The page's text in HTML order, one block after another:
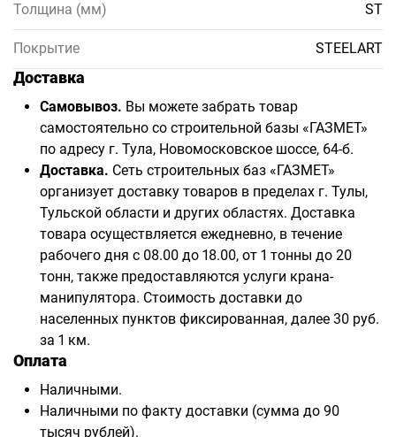
Толщина (мм) ST
Покрытие STEELART
Доставка
Самовывоз. Вы можете забрать товар
самостоятельно со строительной базы «ГАЗМЕТ»
по адресу г. Тула, Новомосковское шоссе, 64-б.
Доставка. Сеть строительных баз «ГАЗМЕТ»
организует доставку товаров в пределах г. Тулы,
Тульской области и других областях. Доставка
товара осуществляется ежедневно, в течение
рабочего дня с 08.00 до 18.00, от 1 тонны до 20
тонн, также предоставляются услуги крана-
манипулятора. Стоимость доставки до
населенных пунктов фиксированная, далее 30 руб.
за 1 км.
Оплата
Наличными.
Наличными по факту доставки (сумма до 90
тысяч рублей).